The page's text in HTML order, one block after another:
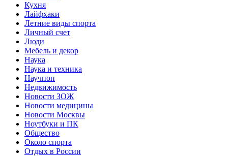
Кухня
Лайфхаки
Летние виды спорта
Личный счет
Люди
Мебель и декор
Наука
Наука и техника
Научпоп
Недвижимость
Новости ЗОЖ
Новости медицины
Новости Москвы
Ноутбуки и ПК
Общество
Около спорта
Отдых в России